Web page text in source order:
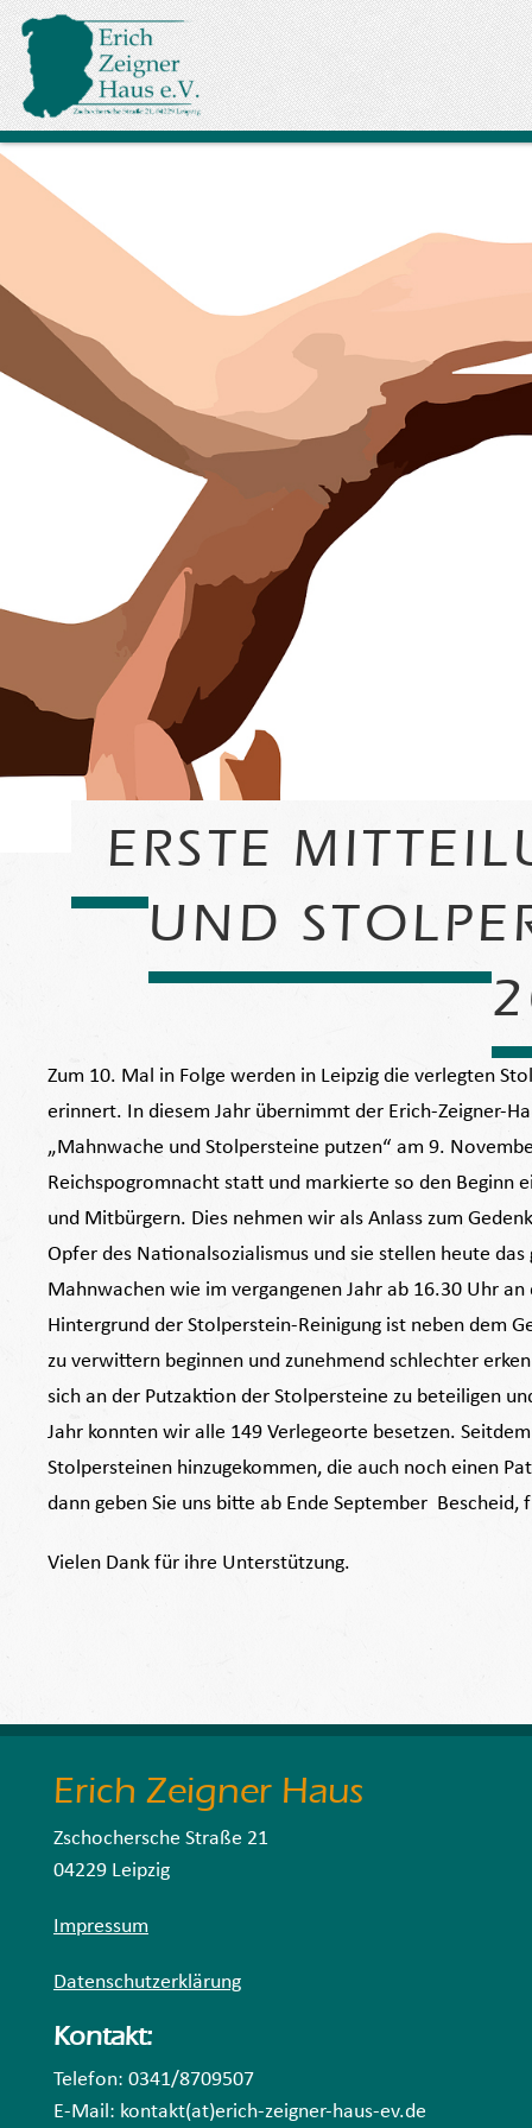
ERSTE
UND
Zum 10. Mal in Folge werden in Leipzig die verlegten
erinnert. In diesem Jahr übernimmt der Erich-Zeigner-
„Mahnwache und Stolpersteine putzen“ am 9.
Reichspogromnacht statt und markierte so den Beginn
und Mitbürgern. Dies nehmen wir als Anlass zum
Opfer des Nationalsozialismus und sie stellen heute
Mahnwachen wie im vergangenen Jahr ab 16.30 Uhr
Hintergrund der Stolperstein-Reinigung ist neben dem
zu verwittern beginnen und zunehmend schlechter
sich an der Putzaktion der Stolpersteine zu beteiligen
Jahr konnten wir alle 149 Verlegeorte besetzen.
Stolpersteinen hinzugekommen, die auch noch einen
dann geben Sie uns bitte ab Ende September
Vielen Dank für ihre Unterstützung.
Erich Zeigner Haus
Zschochersche Straße 21
04229 Leipzig
Impressum
Datenschutzerklärung
Kontakt:
Telefon: 0341/8709507
E-Mail: kontakt(at)erich-zeigner-haus-ev.de